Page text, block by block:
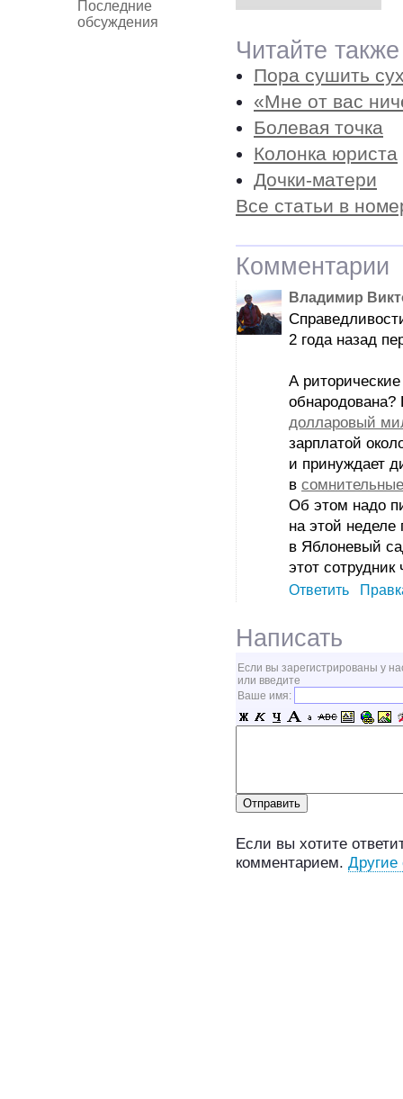
Последние
обсуждения
Читайте
Пора сушить
«Мне от вас
Болевая точка
Колонка юриста
Дочки-матери
Все статьи в
Комментарии
Владимир
2 года назад
А
долларовый
зарплатой
и принуждает
в
Об этом надо
на этой неделе
в Яблоневый
этот
Ответить
Написать
Если вы зарегистрированы у
или введите
Ваше имя:
Если вы хотите
комментарием. Другие